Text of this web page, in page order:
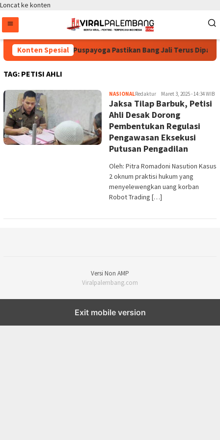
Loncat ke konten
Konten Spesial
Bintang Puspayoga Pastikan Bang Jali Terus
TAG: PETISI AHLI
NASIONALRedaktur Maret 3, 2025 - 14:34 WIB
Jaksa Tilap Barbuk, Petisi
Ahli Desak Dorong
Pembentukan Regulasi
Pengawasan Eksekusi
Putusan Pengadilan
Oleh: Pitra Romadoni Nasution Kasus
2 oknum praktisi hukum yang
menyelewengkan uang korban
Robot Trading […]
Versi Non AMP
Viralpalembang.com
Exit mobile version